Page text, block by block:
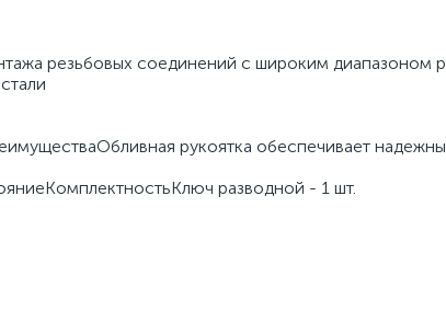
резьбовых соединений с широким диапазоном
рукоятка обеспечивает
разводной - 1 шт.